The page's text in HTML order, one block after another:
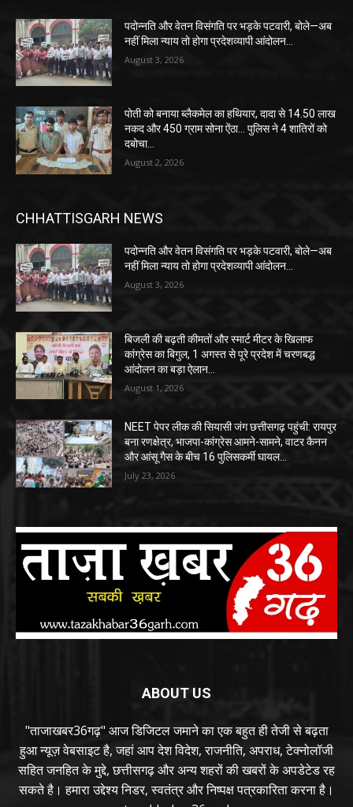
पदोन्नति और वेतन विसंगति पर भड़के पटवारी, बोले—अब
नहीं मिला न्याय तो होगा प्रदेशव्यापी आंदोलन…
August 3, 2026
पोती को बनाया ब्लैकमेल का हथियार, दादा से 14.50 लाख
नकद और 450 ग्राम सोना ऐंठा… पुलिस ने 4 शातिरों को
दबोचा…
August 2, 2026
CHHATTISGARH NEWS
पदोन्नति और वेतन विसंगति पर भड़के पटवारी, बोले—अब
नहीं मिला न्याय तो होगा प्रदेशव्यापी आंदोलन…
August 3, 2026
बिजली की बढ़ती कीमतों और स्मार्ट मीटर के खिलाफ
कांग्रेस का बिगुल, 1 अगस्त से पूरे प्रदेश में चरणबद्ध
आंदोलन का बड़ा ऐलान…
August 1, 2026
NEET पेपर लीक की सियासी जंग छत्तीसगढ़ पहुंची: रायपुर
बना रणक्षेत्र, भाजपा-कांग्रेस आमने-सामने, वाटर कैनन
और आंसू गैस के बीच 16 पुलिसकर्मी घायल…
July 23, 2026
ABOUT US
"ताजाखबर36गढ़" आज डिजिटल जमाने का एक बहुत ही तेजी से बढ़ता
हुआ न्यूज़ वेबसाइट है, जहां आप देश विदेश, राजनीति, अपराध, टेक्नोलॉजी
सहित जनहित के मुद्दे, छत्तीसगढ़ और अन्य शहरों की खबरों के अपडेटेड रह
सकते है। हमारा उद्देश्य निडर, स्वतंत्र और निष्पक्ष पत्रकारिता करना है।